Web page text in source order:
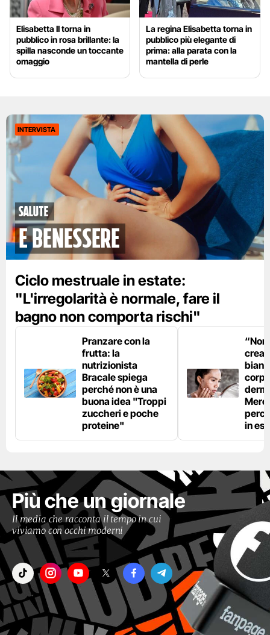
Elisabetta II torna in
pubblico in rosa brillante: la
spilla nasconde un toccante
omaggio
La regina Elisabetta torna in
pubblico più elegante di
prima: alla parata con la
mantella di perle
INTERVISTA
Salute
e benessere
Ciclo mestruale in estate:
"L'irregolarità è normale, fare il
bagno non comporta rischi"
Pranzare con la
frutta: la
nutrizionista
Bracale spiega
perché non è una
buona idea "Troppi
zuccheri e poche
proteine"
“Non
in
Più che un giornale
Il media che racconta il tempo in cui
viviamo con occhi moderni